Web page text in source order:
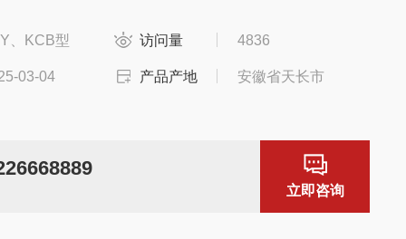
、KCB型 访问量 4836
03-04 产品产地 安徽省天长市
立即咨询